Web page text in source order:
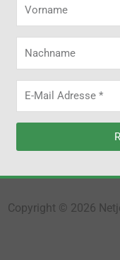
Mail
Adresse
Copyright © 2026